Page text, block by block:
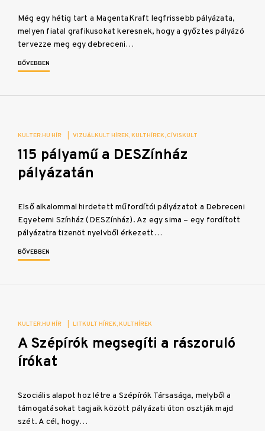
Még egy hétig tart a MagentaKraft legfrissebb pályázata,
melyen fiatal grafikusokat keresnek, hogy a győztes pályázó
tervezze meg egy debreceni…
BŐVEBBEN
KULTER.HU HÍR VIZUÁLKULT HÍREK KULTHÍREK CÍVISKULT
115 pályamű a DESZínház
pályázatán
Első alkalommal hirdetett műfordítói pályázatot a Debreceni
Egyetemi Színház (DESZínház). Az egy sima – egy fordított
pályázatra tizenöt nyelvből érkezett…
BŐVEBBEN
KULTER.HU HÍR LITKULT HÍREK KULTHÍREK
A Szépírók megsegíti a rászoruló
írókat
Szociális alapot hoz létre a Szépírók Társasága, melyből a
támogatásokat tagjaik között pályázati úton osztják majd
szét. A cél, hogy…